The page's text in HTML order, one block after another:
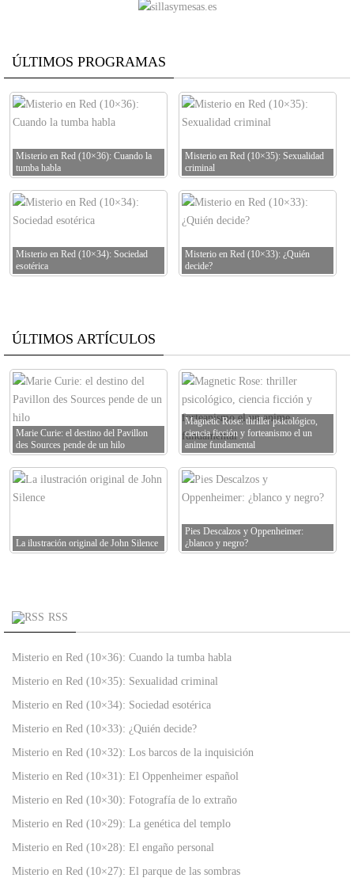
ÚLTIMOS PROGRAMAS
Misterio en Red (10×36): Cuando la
tumba habla
Misterio en Red (10×35): Sexualidad
criminal
Misterio en Red (10×34): Sociedad
esotérica
Misterio en Red (10×33): ¿Quién
decide?
ÚLTIMOS ARTÍCULOS
Marie Curie: el destino del Pavillon
des Sources pende de un hilo
Magnetic Rose: thriller psicológico,
ciencia ficción y forteanismo el un
anime fundamental
La ilustración original de John Silence
Pies Descalzos y Oppenheimer:
¿blanco y negro?
RSS
Misterio en Red (10×36): Cuando la tumba habla
Misterio en Red (10×35): Sexualidad criminal
Misterio en Red (10×34): Sociedad esotérica
Misterio en Red (10×33): ¿Quién decide?
Misterio en Red (10×32): Los barcos de la inquisición
Misterio en Red (10×31): El Oppenheimer español
Misterio en Red (10×30): Fotografía de lo extraño
Misterio en Red (10×29): La genética del templo
Misterio en Red (10×28): El engaño personal
Misterio en Red (10×27): El parque de las sombras